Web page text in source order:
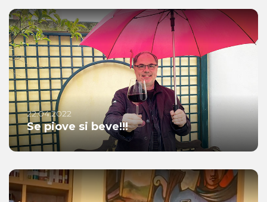
22.04.2022
Se piove si beve!!!